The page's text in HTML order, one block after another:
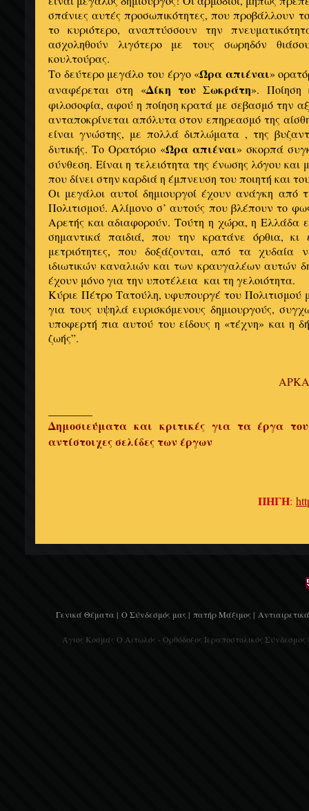
σπάνιες αυτές προσωπικότητες, που προβάλλουν
το κυριότερο, αναπτύσσουν την
ασχοληθούν λιγότερο με τους σωρηδόν
κουλτούρας.
Το δεύτερο μεγάλο του έργο «Ώρα απιέναι»
αναφέρεται στη «Δίκη του Σωκράτη». Ποίηση
φιλοσοφία, αφού η ποίηση κρατά με σεβασμό την
ανταποκρίνεται απόλυτα στον επηρεασμό της
είναι γνώστης, με πολλά διπλώματα , της
δυτικής. Το Ορατόριο «Ώρα απιέναι» σκορπά
σύνθεση. Είναι η τελειότητα της ένωσης λόγου και
που δίνει στην καρδιά η έμπνευση του ποιητή και
Οι μεγάλοι αυτοί δημιουργοί έχουν ανάγκη από
Πολιτισμού. Αλίμονο σ’ αυτούς που βλέπουν το
Αρετής και αδιαφορούν. Τούτη η χώρα, η Ελλάδα
σημαντικά παιδιά, που την κρατάνε όρθια, κι
μετριότητες, που δοξάζονται, από τα χυδαία
ιδιωτικών καναλιών και των κραυγαλέων αυτών
έχουν μόνο για την υποτέλεια και τη γελοιότητα.
Κύριε Πέτρο Τατούλη, υφυπουργέ του Πολιτισμού
για τους υψηλά ευρισκόμενους δημιουργούς,
υποφερτή πια αυτού του είδους η «τέχνη» και η
ζωής”.
Δημοσιεύματα και κριτικές για τα έργα
αντίστοιχες σελίδες των έργων
ΠΗΓΗ:
Γενικά Θέματα | Ο Σύνδεσμός μας | πατήρ Μάξιμος |
Άγιος Κοσμάς Ο Αιτωλός - Ορθόδοξος Ιεραποστολικός